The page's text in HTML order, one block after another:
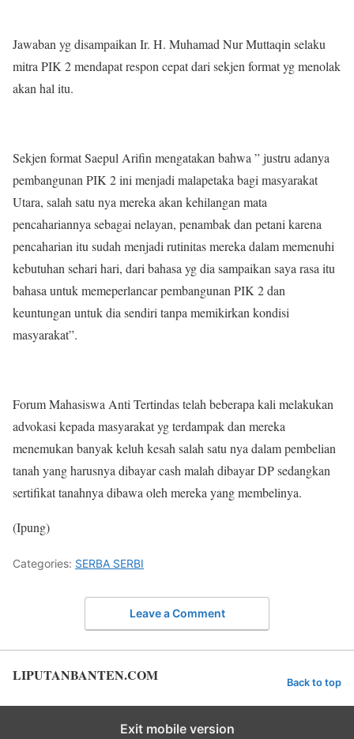
Jawaban yg disampaikan Ir. H. Muhamad Nur Muttaqin selaku
mitra PIK 2 mendapat respon cepat dari sekjen format yg menolak
akan hal itu.
Sekjen format Saepul Arifin mengatakan bahwa ” justru adanya
pembangunan PIK 2 ini menjadi malapetaka bagi masyarakat
Utara, salah satu nya mereka akan kehilangan mata
pencahariannya sebagai nelayan, penambak dan petani karena
pencaharian itu sudah menjadi rutinitas mereka dalam memenuhi
kebutuhan sehari hari, dari bahasa yg dia sampaikan saya rasa itu
bahasa untuk memeperlancar pembangunan PIK 2 dan
keuntungan untuk dia sendiri tanpa memikirkan kondisi
masyarakat”.
Forum Mahasiswa Anti Tertindas telah beberapa kali melakukan
advokasi kepada masyarakat yg terdampak dan mereka
menemukan banyak keluh kesah salah satu nya dalam pembelian
tanah yang harusnya dibayar cash malah dibayar DP sedangkan
sertifikat tanahnya dibawa oleh mereka yang membelinya.
(Ipung)
Categories: SERBA SERBI
Leave a Comment
LIPUTANBANTEN.COM Back to top
Exit mobile version